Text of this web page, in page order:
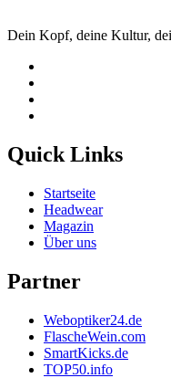
Dein Kopf, deine Kultur,
Quick Links
Startseite
Headwear
Magazin
Über uns
Partner
Weboptiker24.de
FlascheWein.com
SmartKicks.de
TOP50.info